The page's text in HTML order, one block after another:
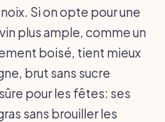
Si on opte pour une
plus ample, comme un
boisé, tient mieux
brut sans sucre
pour les fêtes: ses
sans brouiller les